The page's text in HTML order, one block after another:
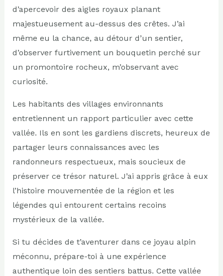
d’apercevoir des aigles royaux planant
majestueusement au-dessus des crêtes. J’ai
même eu la chance, au détour d’un sentier,
d’observer furtivement un bouquetin perché sur
un promontoire rocheux, m’observant avec
curiosité.
Les habitants des villages environnants
entretiennent un rapport particulier avec cette
vallée. Ils en sont les gardiens discrets, heureux de
partager leurs connaissances avec les
randonneurs respectueux, mais soucieux de
préserver ce trésor naturel. J’ai appris grâce à eux
l’histoire mouvementée de la région et les
légendes qui entourent certains recoins
mystérieux de la vallée.
Si tu décides de t’aventurer dans ce joyau alpin
méconnu, prépare-toi à une expérience
authentique loin des sentiers battus. Cette vallée